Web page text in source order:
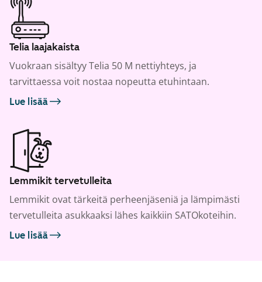
Telia laajakaista
Vuokraan sisältyy Telia 50 M nettiyhteys, ja
tarvittaessa voit nostaa nopeutta etuhintaan.
Lue lisää
Lemmikit tervetulleita
Lemmikit ovat tärkeitä perheenjäseniä ja lämpimästi
tervetulleita asukkaaksi lähes kaikkiin SATOkoteihin.
Lue lisää